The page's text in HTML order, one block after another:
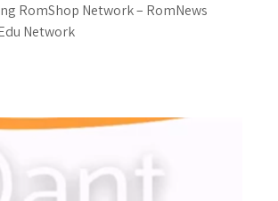
RomShop Network – RomNews
Network